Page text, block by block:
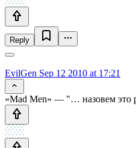
Reply
EvilGen Sep 12 2010 at 17:21
«Mad Men» — "… назовем это